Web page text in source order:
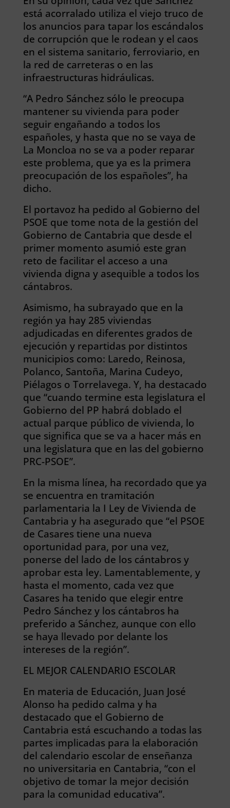
está acorralado utiliza el viejo truco de
los anuncios para tapar los escándalos
de corrupción que le rodean y el caos
en el sistema sanitario, ferroviario, en
la red de carreteras o en las
infraestructuras hidráulicas.
“A Pedro Sánchez sólo le preocupa
mantener su vivienda para poder
seguir engañando a todos los
españoles, y hasta que no se vaya de
La Moncloa no se va a poder reparar
este problema, que ya es la primera
preocupación de los españoles”, ha
dicho.
El portavoz ha pedido al Gobierno del
PSOE que tome nota de la gestión del
Gobierno de Cantabria que desde el
primer momento asumió este gran
reto de facilitar el acceso a una
vivienda digna y asequible a todos los
cántabros.
Asimismo, ha subrayado que en la
región ya hay 285 viviendas
adjudicadas en diferentes grados de
ejecución y repartidas por distintos
municipios como: Laredo, Reinosa,
Polanco, Santoña, Marina Cudeyo,
Piélagos o Torrelavega. Y, ha destacado
que “cuando termine esta legislatura el
Gobierno del PP habrá doblado el
actual parque público de vivienda, lo
que significa que se va a hacer más en
una legislatura que en las del gobierno
PRC-PSOE”.
En la misma línea, ha recordado que ya
se encuentra en tramitación
parlamentaria la I Ley de Vivienda de
Cantabria y ha asegurado que “el PSOE
de Casares tiene una nueva
oportunidad para, por una vez,
ponerse del lado de los cántabros y
aprobar esta ley. Lamentablemente, y
hasta el momento, cada vez que
Casares ha tenido que elegir entre
Pedro Sánchez y los cántabros ha
preferido a Sánchez, aunque con ello
se haya llevado por delante los
intereses de la región”.
EL MEJOR CALENDARIO ESCOLAR
En materia de Educación, Juan José
Alonso ha pedido calma y ha
destacado que el Gobierno de
Cantabria está escuchando a todas las
partes implicadas para la elaboración
del calendario escolar de enseñanza
no universitaria en Cantabria, “con el
objetivo de tomar la mejor decisión
para la comunidad educativa”.